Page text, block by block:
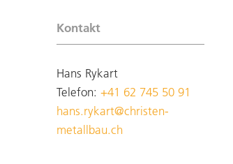
Kontakt
Hans Rykart
Telefon: +41 62 745 50 91
hans.rykart@christen-
metallbau.ch